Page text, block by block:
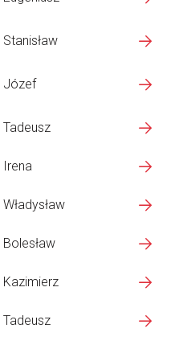
Stanisław
Józef
Tadeusz
Irena
Władysław
Bolesław
Kazimierz
Tadeusz